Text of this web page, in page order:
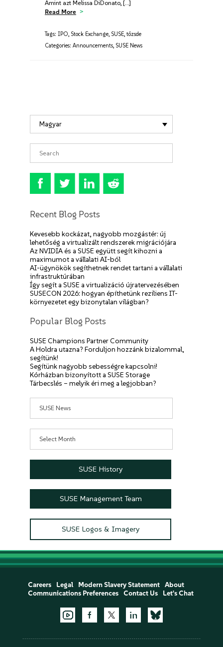
Amint azt Melissa DiDonato, […]
Read More
Tags: IPO, Stock Exchange, SUSE, tőzsde
Categories: Announcements, SUSE News
Magyar
Recent Blog Posts
Kevesebb kockázat, nagyobb mozgástér: új
lehetőség a virtualizált rendszerek migrációjára
Az NVIDIA és a SUSE együtt segít kihozni a
maximumot a vállalati AI-ból
AI-ügynökök segíthetnek rendet tartani a vállalati
infrastruktúrában
Így segít a SUSE a virtualizáció újratervezésében
SUSECON 2026: hogyan építhetünk reziliens IT-
környezetet egy bizonytalan világban?
Popular Blog Posts
SUSE Champions Partner Community
A Holdra utazna? Forduljon hozzánk bizalommal,
segítünk!
Segítünk nagyobb sebességre kapcsolni!
Kórházban bizonyított a SUSE Storage
Tárbecslés – melyik éri meg a legjobban?
SUSE History
SUSE Management Team
SUSE Logos & Imagery
Careers Legal Modern Slavery Statement
About
Communications Preferences
Contact Us Let's Chat